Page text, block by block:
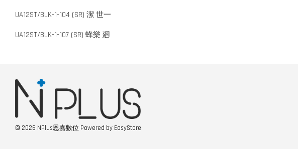
UA12ST/BLK-1-104 (SR) 潔 世一
UA12ST/BLK-1-107 (SR) 蜂樂 廻
© 2026 NPlus恩嘉數位 Powered by EasyStore